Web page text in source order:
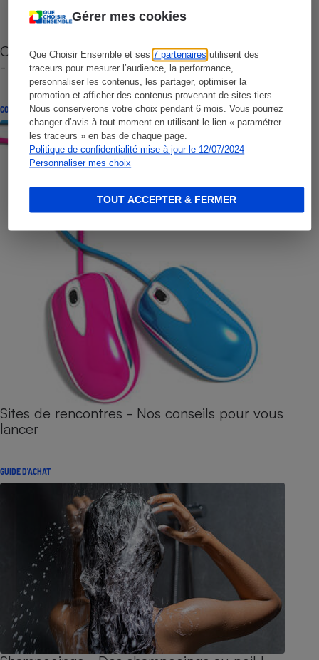
Gérer mes cookies
Que Choisir Ensemble et ses7 partenaires utilisent des
traceurs pour mesurer l’audience, la performance,
personnaliser les contenus, les partager, optimiser la
promotion et afficher des contenus provenant de sites tiers.
Nous conserverons votre choix pendant 6 mois. Vous pourrez
changer d’avis à tout moment en utilisant le lien « paramétrer
les traceurs » en bas de chaque page.
Politique de confidentialité mise à jour le 12/07/2024
Personnaliser mes choix
TOUT ACCEPTER & FERMER
Cafetière à capsules zéro déchet CoffeeB (vidéo)
- Premières impressions
CONSEILS
Sites de rencontres - Nos conseils pour vous
lancer
GUIDE D'ACHAT